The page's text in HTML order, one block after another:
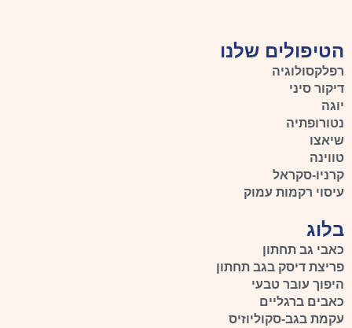
הטיפולים שלנו
רפלקסולוגיה
דיקור סיני
יוגה
נטורופתיה
שיאצו
טווינה
קרניו-סקראל
עיסוי רקמות עמוק
בלוג
כאבי גב תחתון
פריצת דיסק בגב תחתון
היפוך עובר טבעי
כאבים ברגליים
עקמת בגב-סקוליוזיס